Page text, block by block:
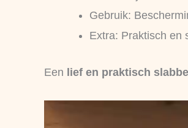
Gebruik:
Extra: Praktisch en
Een lief en praktisch